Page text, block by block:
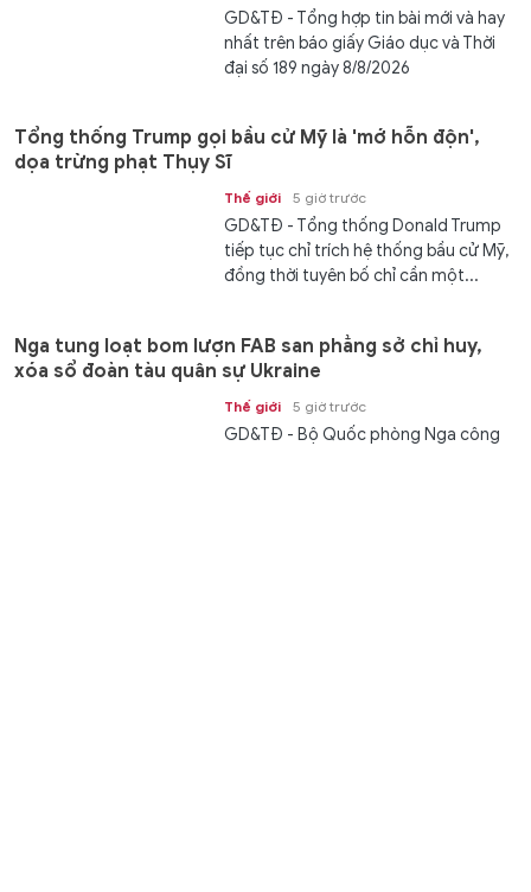
GD&TĐ - Tổng hợp tin bài mới và hay
nhất trên báo giấy Giáo dục và Thời
đại số 189 ngày 8/8/2026
Tổng thống Trump gọi bầu cử Mỹ là 'mớ hỗn độn',
dọa trừng phạt Thụy Sĩ
Thế giới 5 giờ trước
GD&TĐ - Tổng thống Donald Trump
tiếp tục chỉ trích hệ thống bầu cử Mỹ,
đồng thời tuyên bố chỉ cần một...
Nga tung loạt bom lượn FAB san phẳng sở chỉ huy,
xóa sổ đoàn tàu quân sự Ukraine
Thế giới 5 giờ trước
GD&TĐ - Bộ Quốc phòng Nga công